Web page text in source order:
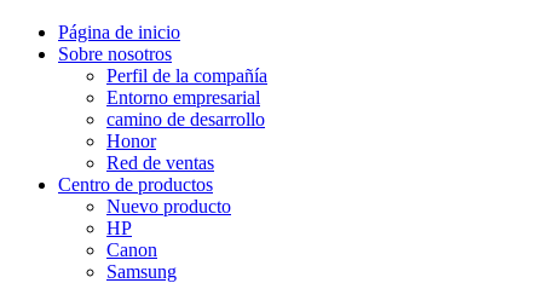
Página de inicio
Sobre nosotros
Perfil de la compañía
Entorno empresarial
camino de desarrollo
Honor
Red de ventas
Centro de productos
Nuevo producto
HP
Canon
Samsung